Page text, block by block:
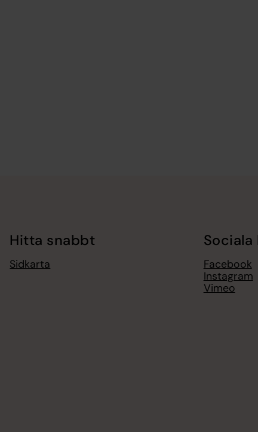
Hitta snabbt
Sidkarta
Sociala
Facebook
Instagram
Vimeo